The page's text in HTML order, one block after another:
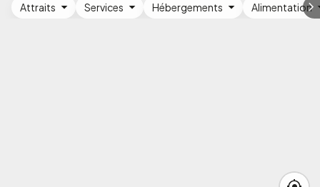
Attraits Services Hébergements Alimentation